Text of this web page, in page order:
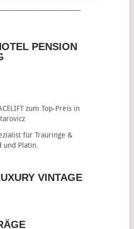
PENSION
zum Top-Preis in
für Trauringe &
und Platin.
VINTAGE